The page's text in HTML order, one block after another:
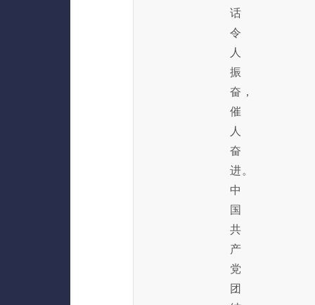
话
令
人
振
奋，
催
人
奋
进。
中
国
共
产
党
团